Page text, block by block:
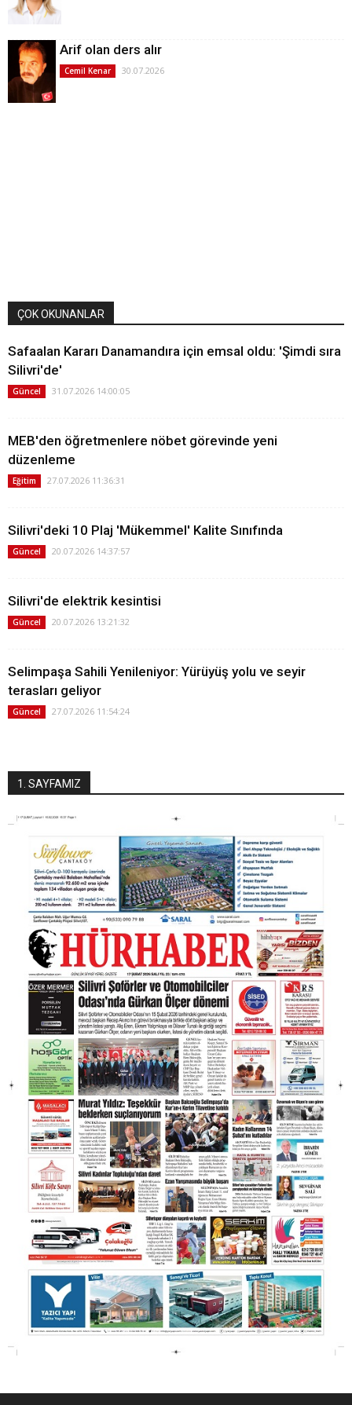
Arif olan ders alır
Cemil Kenar 30.07.2026
ÇOK OKUNANLAR
Safaalan Kararı Danamandıra için emsal oldu: 'Şimdi sıra
Silivri'de'
Güncel 31.07.2026 14:00:05
MEB'den öğretmenlere nöbet görevinde yeni
düzenleme
Eğitim 27.07.2026 11:36:31
Silivri'deki 10 Plaj 'Mükemmel' Kalite Sınıfında
Güncel 20.07.2026 14:37:57
Silivri'de elektrik kesintisi
Güncel 20.07.2026 13:21:32
Selimpaşa Sahili Yenileniyor: Yürüyüş yolu ve seyir
terasları geliyor
Güncel 27.07.2026 11:54:24
1. SAYFAMIZ